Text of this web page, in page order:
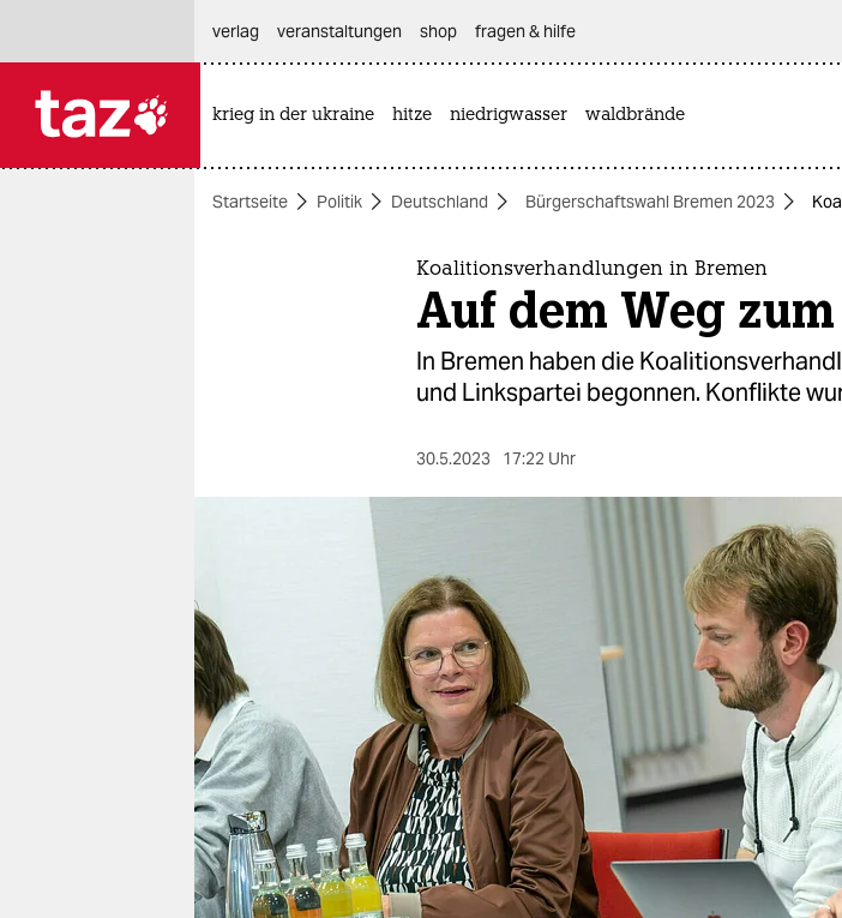
themen
wahrheit
verlag
verlag
veranstaltungen
shop
fragen & hilfe
verlag
veranstaltungen shop fragen & hilfe
krieg in der ukraine hitze niedrigwasser waldbrände
Startseite Politik Deutschland Bürgerschaftswahl Bremen 2023
Koalitionsverhandlungen in Bremen
Auf dem Weg
In Bremen haben die
und Linkspartei begonnen. Konflikte
30.5.2023 17:22 Uhr